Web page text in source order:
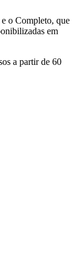
o Completo, que
em
a partir de 60